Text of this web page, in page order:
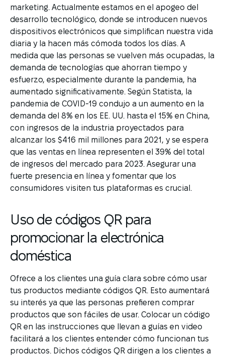
marketing. Actualmente estamos en el apogeo del
desarrollo tecnológico, donde se introducen nuevos
dispositivos electrónicos que simplifican nuestra vida
diaria y la hacen más cómoda todos los días. A
medida que las personas se vuelven más ocupadas, la
demanda de tecnologías que ahorran tiempo y
esfuerzo, especialmente durante la pandemia, ha
aumentado significativamente. Según Statista, la
pandemia de COVID-19 condujo a un aumento en la
demanda del 8% en los EE. UU. hasta el 15% en China,
con ingresos de la industria proyectados para
alcanzar los $416 mil millones para 2021, y se espera
que las ventas en línea representen el 39% del total
de ingresos del mercado para 2023. Asegurar una
fuerte presencia en línea y fomentar que los
consumidores visiten tus plataformas es crucial.
Uso de códigos QR para
promocionar la electrónica
doméstica
Ofrece a los clientes una guía clara sobre cómo usar
tus productos mediante códigos QR. Esto aumentará
su interés ya que las personas prefieren comprar
productos que son fáciles de usar. Colocar un código
QR en las instrucciones que llevan a guías en video
facilitará a los clientes entender cómo funcionan tus
productos. Dichos códigos QR dirigen a los clientes a